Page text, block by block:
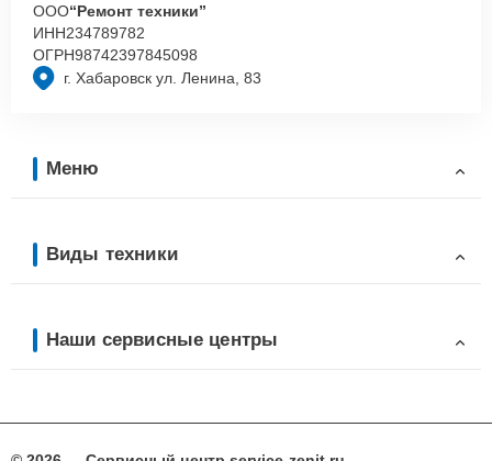
г. Хабаровск ул. Ленина, 83
ООО“Ремонт техники”
ИНН234789782
ОГРН98742397845098
Меню
Виды техники
Наши сервисные центры